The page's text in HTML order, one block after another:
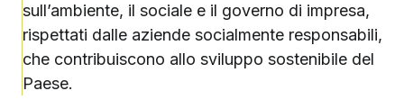
sull’ambiente, il sociale e il governo di impresa,
rispettati dalle aziende socialmente responsabili,
che contribuiscono allo sviluppo sostenibile del
Paese.